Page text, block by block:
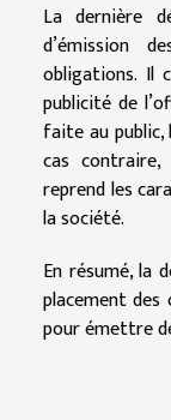
La dernière
d’émission
obligations. Il
publicité de
faite au public,
cas
reprend les
la société.
En résumé, la
placement
pour émettre